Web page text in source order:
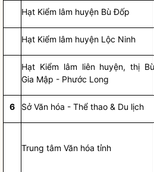
Hạt Kiểm lâm huyện Bù Đốp
Hạt Kiểm lâm huyện Lộc Ninh
Hạt Kiểm lâm liên huyện, thị Bù
Gia Mập - Phước Long
6 Sở Văn hóa - Thể thao & Du lịch
Trung tâm Văn hóa tỉnh